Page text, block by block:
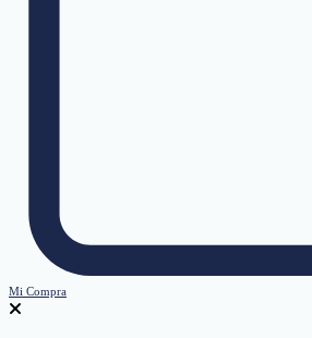
Mi Compra